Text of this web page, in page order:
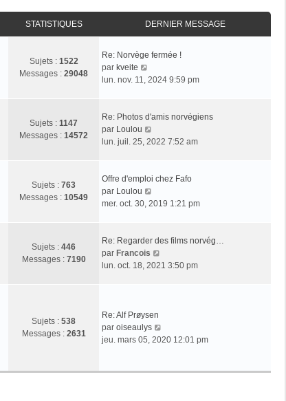
STATISTIQUES DERNIER MESSAGE
Sujets : 1522
Messages : 29048
Re: Norvège fermée !
par kveite
o
l
e
d
n
i
e
e
s
s
lun. nov. 11, 2024 9:59 pm
Sujets : 1147
Messages : 14572
Re: Photos d'amis norvégiens
par Loulou
o
l
d
n
i
e
s
s
a
lun. juil. 25, 2022 7:52 am
Sujets : 763
Messages : 10549
Offre d'emploi chez Fafo
par Loulou
o
l
e
d
i
e
r
mer. oct. 30, 2019 1:21 pm
Sujets : 446
Messages : 7190
Re: Regarder des films norvég…
par Francois
o
d
e
lun. oct. 18, 2021 3:50 pm
Sujets : 538
Messages : 2631
Re: Alf Prøysen
par oiseaulys
o
jeu. mars 05, 2020 12:01 pm